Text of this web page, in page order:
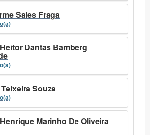
Sales Fraga
Dantas Bamberg
Souza
Marinho De Oliveira